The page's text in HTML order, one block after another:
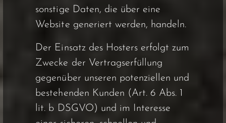
sonstige Daten, die über eine
Website generiert werden, handeln.
Der Einsatz des Hosters erfolgt zum
Zwecke der Vertragserfüllung
gegenüber unseren potenziellen und
bestehenden Kunden (Art. 6 Abs. 1
lit. b DSGVO) und im Interesse